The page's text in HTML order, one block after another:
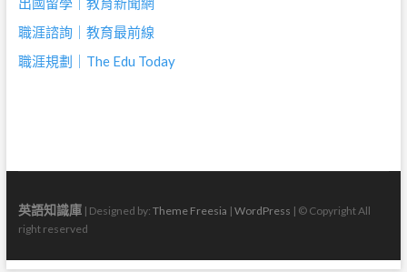
職涯諮詢｜教育最前線
職涯規劃｜The Edu Today
英語知識庫| Designed by: Theme Freesia | WordPress | © Copyright All
right reserved